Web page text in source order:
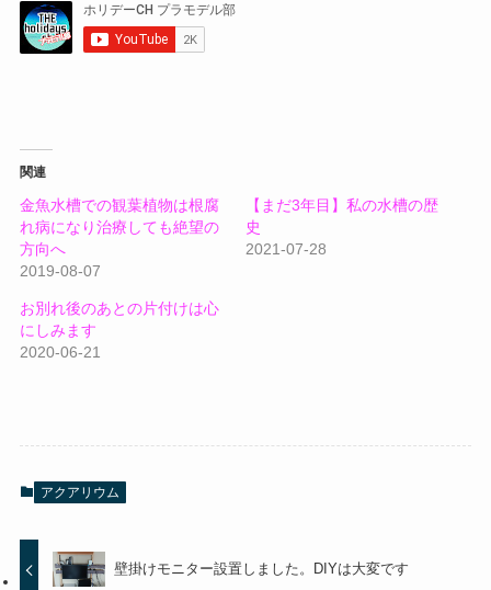
関連
金魚水槽での観葉植物は根腐
れ病になり治療しても絶望の
方向へ
2019-08-07
【まだ3年目】私の水槽の歴
史
2021-07-28
お別れ後のあとの片付けは心
にしみます
2020-06-21
アクアリウム
壁掛けモニター設置しました。DIYは大変です